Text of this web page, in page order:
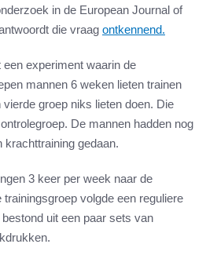
in de European Journal of
die vraag ontkennend.
experiment waarin de
mannen 6 weken lieten trainen
groep niks lieten doen. Die
De mannen hadden nog
krachttraining gedaan.
3 keer per week naar de
volgde een reguliere
uit een paar sets van